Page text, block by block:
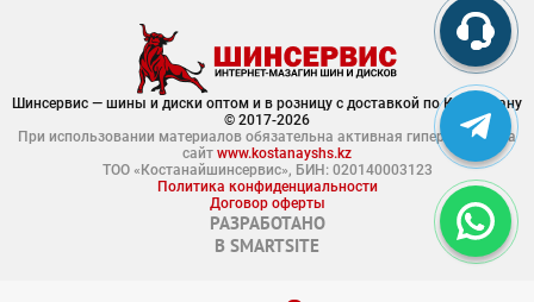
Шинсервис — шины и диски оптом и в розницу с доставкой по Казахстану
© 2017-2026
При использовании материалов обязательна активная гиперссылка на
сайт www.kostanayshs.kz
ТОО «Костанайшинсервис», БИН: 020140003123
Политика конфиденциальности
Договор оферты
РАЗРАБОТАНО
В SMARTSITE